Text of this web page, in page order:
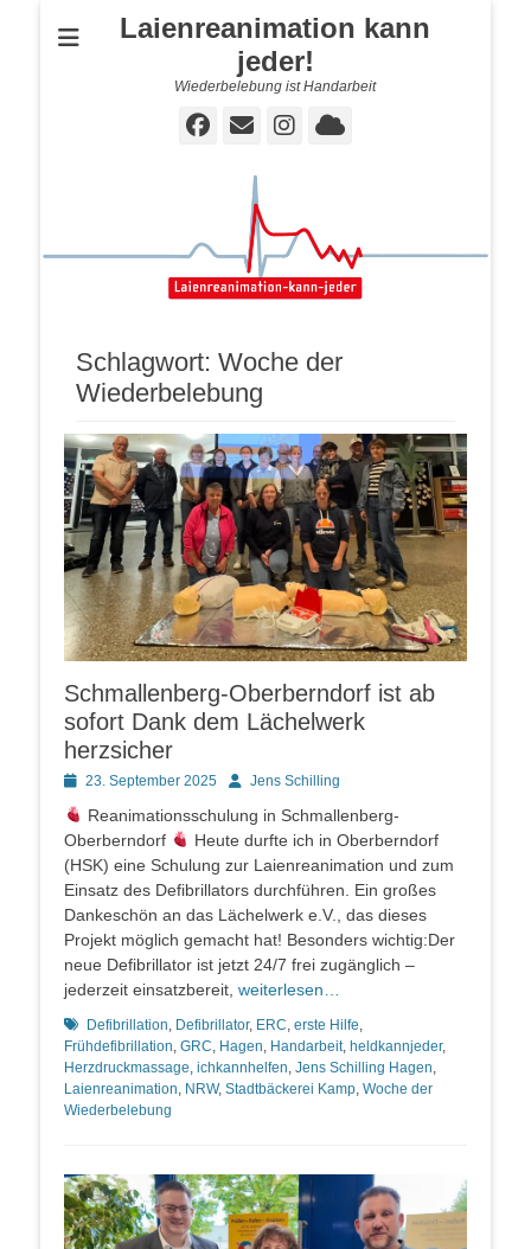
Laienreanimation kann
jeder!
Wiederbelebung ist Handarbeit
Facebook
E-
Instagram
Cloud
Schlagwort: Woche der
Wiederbelebung
Schmallenberg-Oberberndorf ist ab
sofort Dank dem Lächelwerk
herzsicher
Posted23. September 2025 AutorJens Schilling
Reanimationsschulung in Schmallenberg-
Oberberndorf
Heute durfte ich in Oberberndorf
(HSK) eine Schulung zur Laienreanimation und zum
Einsatz des Defibrillators durchführen. Ein großes
Dankeschön an das Lächelwerk e.V., das dieses
Projekt möglich gemacht hat! Besonders wichtig:Der
neue Defibrillator ist jetzt 24/7 frei zugänglich –
jederzeit einsatzbereit, weiterlesen…
Schlagworte
Defibrillation Defibrillator, ERC erste Hilfe
Frühdefibrillation GRC Hagen Handarbeit, heldkannjeder,
Herzdruckmassage ichkannhelfen Jens Schilling Hagen
Laienreanimation NRW, Stadtbäckerei Kamp Woche der
Wiederbelebung